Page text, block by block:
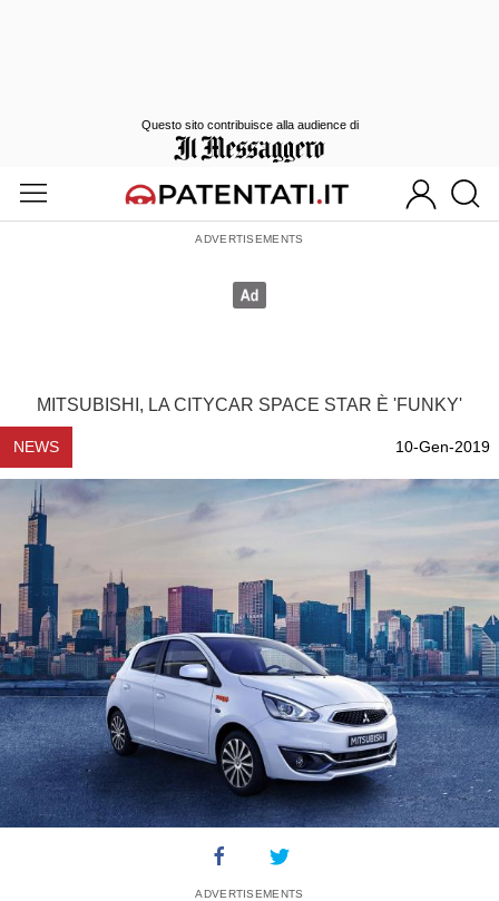
MITSUBISHI, LA CITYCAR SPACE STAR È 'FUNKY'
NEWS 10-Gen-2019
Questo sito contribuisce alla audience di